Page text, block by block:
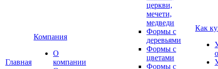
Главная
Компания
О
компании
церкви,
мечети,
медведи
Формы с
деревьями
Формы с
цветами
Формы с
Как